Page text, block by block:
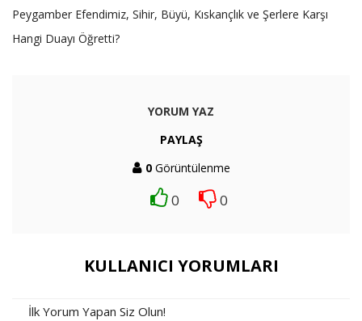
Peygamber Efendimiz, Sihir, Büyü, Kıskançlık ve Şerlere Karşı
Hangi Duayı Öğretti?
YORUM YAZ
PAYLAŞ
0Görüntülenme
0 0
KULLANICI YORUMLARI
İlk Yorum Yapan Siz Olun!